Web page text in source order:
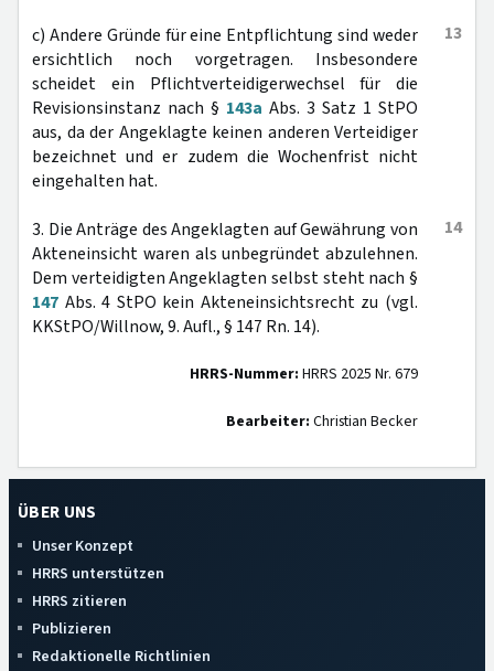
13
c) Andere Gründe für eine Entpflichtung sind weder
ersichtlich noch vorgetragen. Insbesondere
scheidet ein Pflichtverteidigerwechsel für die
Revisionsinstanz nach § 143a Abs. 3 Satz 1 StPO
aus, da der Angeklagte keinen anderen Verteidiger
bezeichnet und er zudem die Wochenfrist nicht
eingehalten hat.
14
3. Die Anträge des Angeklagten auf Gewährung von
Akteneinsicht waren als unbegründet abzulehnen.
Dem verteidigten Angeklagten selbst steht nach §
147 Abs. 4 StPO kein Akteneinsichtsrecht zu (vgl.
KKStPO/Willnow, 9. Aufl., § 147 Rn. 14).
HRRS-Nummer: HRRS 2025 Nr. 679
Bearbeiter: Christian Becker
ÜBER UNS
Unser Konzept
HRRS unterstützen
HRRS zitieren
Publizieren
Redaktionelle Richtlinien